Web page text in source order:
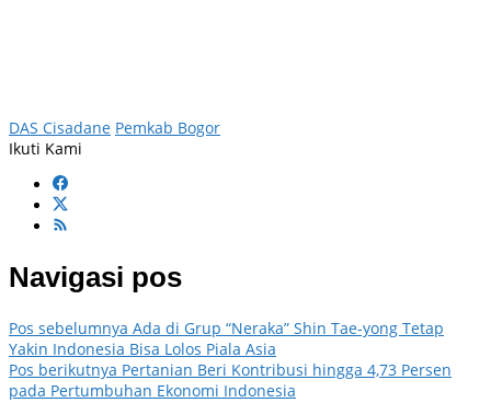
DAS Cisadane Pemkab Bogor
Ikuti Kami
Navigasi pos
Pos sebelumnya Ada di Grup “Neraka” Shin Tae-yong Tetap
Yakin Indonesia Bisa Lolos Piala Asia
Pos berikutnya Pertanian Beri Kontribusi hingga 4,73 Persen
pada Pertumbuhan Ekonomi Indonesia